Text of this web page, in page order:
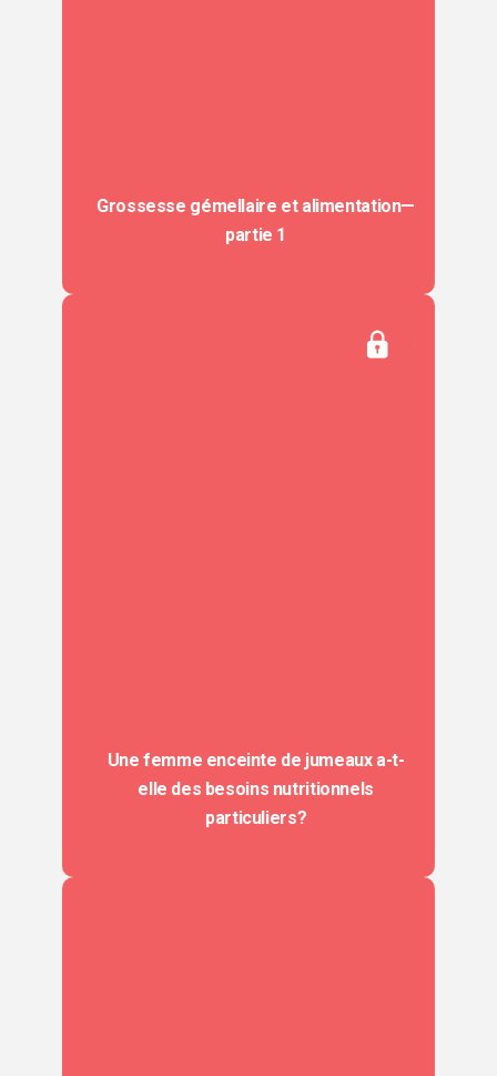
Grossesse gémellaire et alimentation—
partie 1
Une femme enceinte de jumeaux a-t-
elle des besoins nutritionnels
particuliers?